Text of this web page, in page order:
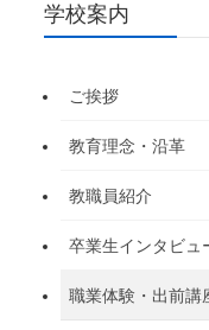
学校案内
ご挨拶
教育理念・沿革
教職員紹介
卒業生インタビュ
職業体験・出前講